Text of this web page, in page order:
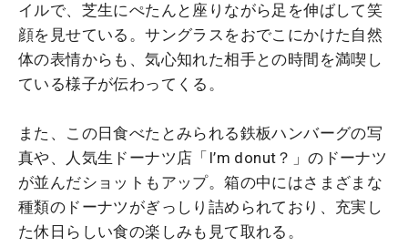
イルで、芝生にぺたんと座りながら足を伸ばして笑
顔を見せている。サングラスをおでこにかけた自然
体の表情からも、気心知れた相手との時間を満喫し
ている様子が伝わってくる。
また、この日食べたとみられる鉄板ハンバーグの写
真や、人気生ドーナツ店「I’m donut？」のドーナツ
が並んだショットもアップ。箱の中にはさまざまな
種類のドーナツがぎっしり詰められており、充実し
た休日らしい食の楽しみも見て取れる。